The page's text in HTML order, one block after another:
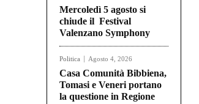
Mercoledì 5 agosto si
chiude il Festival
Valenzano Symphony
Politica Agosto 4, 2026
Casa Comunità Bibbiena,
Tomasi e Veneri portano
la questione in Regione